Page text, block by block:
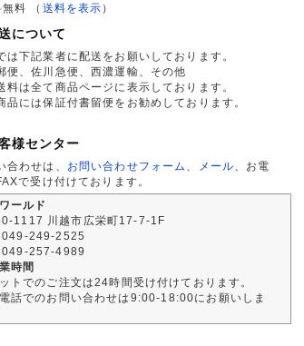
料
（ 送料を表示 ）
について
は下記業者に配送をお願いしております。
便、佐川急便、西濃運輸、その他
料は全て商品ページに表示しております。
品には保証付書留便をお勧めしております。
様センター
合わせは、 お問い合わせフォーム メール 、お電
で受け付けております。
ールド
1117 川越市広栄町17-7-1F
049-249-2525
049-257-4989
時間
ットでのご注文は24時間受け付けております。
電話でのお問い合わせは9:00-18:00にお願いしま